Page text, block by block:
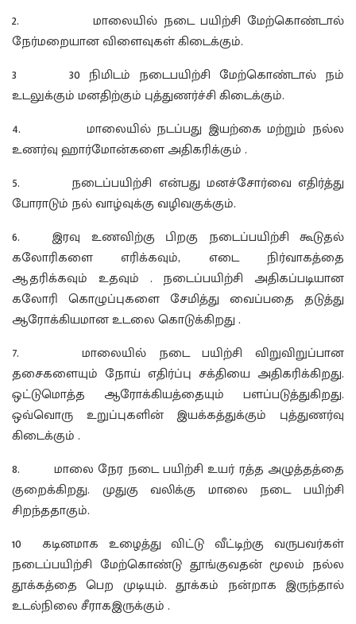
2. மாலையில் நடை பயிற்சி மேற்கொண்டால்
நேர்மறையான விளைவுகள் கிடைக்கும்.
3 30 நிமிடம் நடைபயிற்சி மேற்கொண்டால் நம்
உடலுக்கும் மனதிற்கும் புத்துணர்ச்சி கிடைக்கும்.
4. மாலையில் நடப்பது இயற்கை மற்றும் நல்ல
உணர்வு ஹார்மோன்களை அதிகரிக்கும் .
5. நடைப்பயிற்சி என்பது மனச்சோர்வை எதிர்த்து
போராடும் நல் வாழ்வுக்கு வழிவகுக்கும்.
6. இரவு உணவிற்கு பிறகு நடைப்பயிற்சி கூடுதல்
கலோரிகளை எரிக்கவும், எடை நிர்வாகத்தை
ஆதரிக்கவும் உதவும் . நடைப்பயிற்சி அதிகப்படியான
கலோரி கொழுப்புகளை சேமித்து வைப்பதை தடுத்து
ஆரோக்கியமான உடலை கொடுக்கிறது .
7. மாலையில் நடை பயிற்சி விறுவிறுப்பான
தசைகளையும் நோய் எதிர்ப்பு சக்தியை அதிகரிக்கிறது.
ஒட்டுமொத்த ஆரோக்கியத்தையும் பளப்படுத்துகிறது.
ஒவ்வொரு உறுப்புகளின் இயக்கத்துக்கும் புத்துணர்வு
கிடைக்கும் .
8. மாலை நேர நடை பயிற்சி உயர் ரத்த அழுத்தத்தை
குறைக்கிறது. முதுகு வலிக்கு மாலை நடை பயிற்சி
சிறந்ததாகும்.
10 கடினமாக உழைத்து விட்டு வீட்டிற்கு வருபவர்கள்
நடைப்பயிற்சி மேற்கொண்டு தூங்குவதன் மூலம் நல்ல
தூக்கத்தை பெற முடியும். தூக்கம் நன்றாக இருந்தால்
உடல்நிலை சீராகஇருக்கும் .